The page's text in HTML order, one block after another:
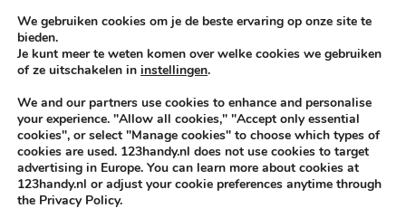
KEEP ICT CLEAN
VÓÓR MÉÉR IN EIGEN ZZPBELANG ®
Dagelijks 123 Schoonmaken
DGM RDAM
We gebruiken cookies om je de beste ervaring op onze site te
bieden.
Je kunt meer te weten komen over welke cookies we gebruiken
of ze uitschakelen in instellingen.
We and our partners use cookies to enhance and personalise
your experience. "Allow all cookies," "Accept only essential
cookies", or select "Manage cookies" to choose which types of
cookies are used. 123handy.nl does not use cookies to target
advertising in Europe. You can learn more about cookies at
123handy.nl or adjust your cookie preferences anytime through
the Privacy Policy.